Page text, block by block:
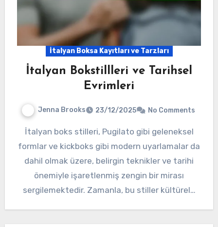
İtalyan Boksa Kayıtları ve Tarzları
İtalyan Bokstillleri ve Tarihsel
Evrimleri
Jenna Brooks 23/12/2025 No Comments
İtalyan boks stilleri, Pugilato gibi geleneksel
formlar ve kickboks gibi modern uyarlamalar da
dahil olmak üzere, belirgin teknikler ve tarihi
önemiyle işaretlenmiş zengin bir mirası
sergilemektedir. Zamanla, bu stiller kültürel…